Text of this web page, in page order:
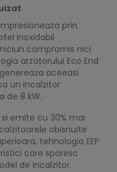
prin
inoxidabil
compromis nici
arzatorului Eco End
aceeasi
un incalzitor
de 8 kW.
emite cu 30% mai
obisnuite
tehnologia EEP
care sporesc
de incalzitor.